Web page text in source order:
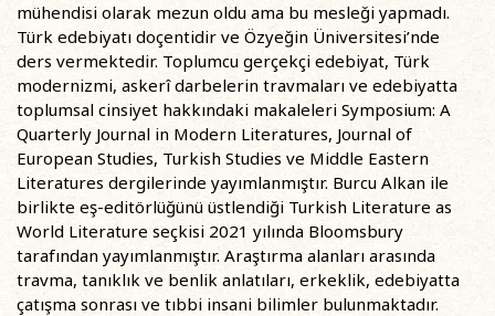
mühendisi olarak mezun oldu ama bu mesleği yapmadı.
Türk edebiyatı doçentidir ve Özyeğin Üniversitesi’nde
ders vermektedir. Toplumcu gerçekçi edebiyat, Türk
modernizmi, askerî darbelerin travmaları ve edebiyatta
toplumsal cinsiyet hakkındaki makaleleri Symposium: A
Quarterly Journal in Modern Literatures, Journal of
European Studies, Turkish Studies ve Middle Eastern
Literatures dergilerinde yayımlanmıştır. Burcu Alkan ile
birlikte eş-editörlüğünü üstlendiği Turkish Literature as
World Literature seçkisi 2021 yılında Bloomsbury
tarafından yayımlanmıştır. Araştırma alanları arasında
travma, tanıklık ve benlik anlatıları, erkeklik, edebiyatta
çatışma sonrası ve tıbbi insani bilimler bulunmaktadır.